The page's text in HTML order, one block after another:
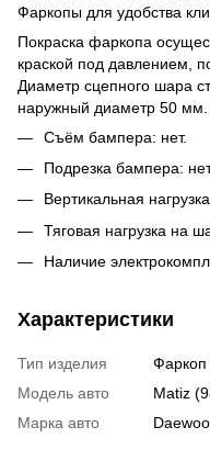
Фаркопы для удобства
Покраска фаркопа
краской под давлением,
Диаметр сцепного шара
наружный диаметр 50 мм.
Съём бампера: нет.
Подрезка бампера:
Вертикальная
Тяговая нагрузка на
Наличие
Характеристики
Тип изделия
Фаркоп
Модель авто
Matiz
Марка авто
Daewoo